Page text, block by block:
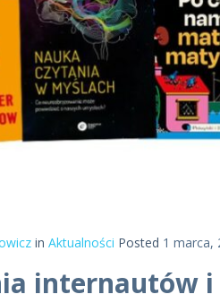
in Aktualności Posted 1 marca,
internautów